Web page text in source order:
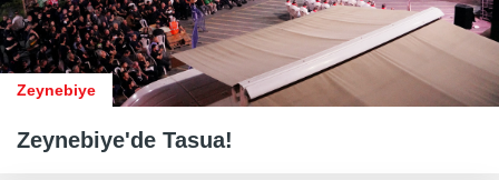
Zeynebiye
Zeynebiye'de Tasua!